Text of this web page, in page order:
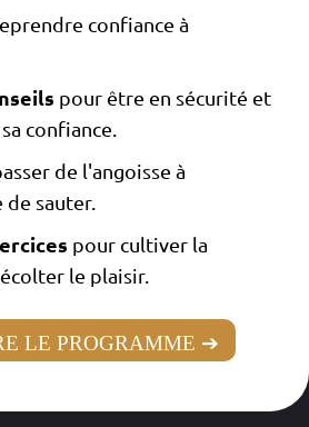
confiance à
pour être en sécurité et
confiance.
de l'angoisse à
sauter.
pour cultiver la
le plaisir.
LE PROGRAMME ➔